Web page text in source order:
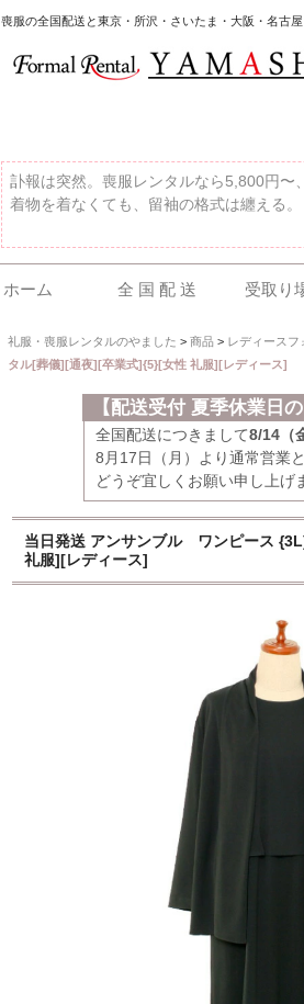
喪服の全国配送と東京・所沢・さいたま・大阪・名古
訃報は突然。喪服レンタルなら5,800円〜
着物を着なくても、留袖の格式は纏える
ホーム 全 国 配 送 受取り
礼服・喪服レンタルのやました > 商品> レディースフ
タル[葬儀][通夜][卒業式]{5}[女性 礼服][レディース]
【配送受付 夏季休業日
全国配送につきまして8/14（
8月17日（月）より通常営業と
どうぞ宜しくお願い申し上げ
当日発送 アンサンブル ワンピース
礼服][レディース]